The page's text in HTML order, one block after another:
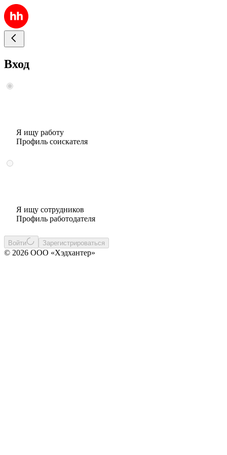
Вход
Я ищу работу
Профиль соискателя
Я ищу сотрудников
Профиль работодателя
Войти Зарегистрироваться
© 2026 ООО «Хэдхантер»